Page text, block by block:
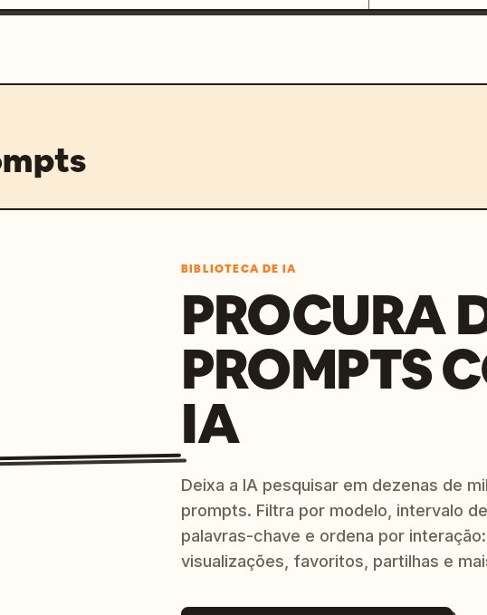
BIBLIOTECA DE IA
PROCURA
PROMPTS
IA
Deixa a IA pesquisar em dezenas de
prompts. Filtra por modelo, intervalo
palavras-chave e ordena por interação:
visualizações, favoritos, partilhas e